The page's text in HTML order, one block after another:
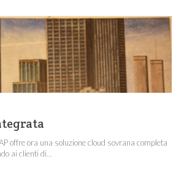
offre ora una soluzione cloud sovrana completa
ai clienti di...